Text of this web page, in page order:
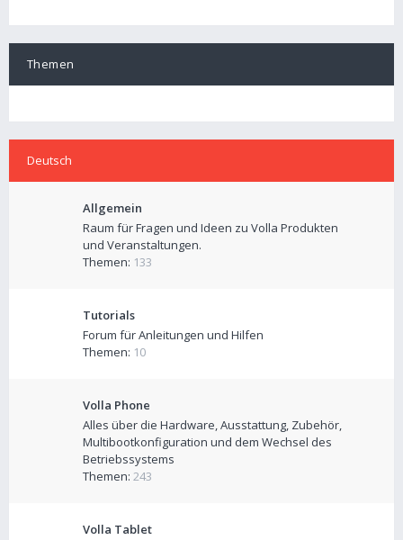
Themen
Deutsch
Allgemein
Raum für Fragen und Ideen zu Volla Produkten
und Veranstaltungen.
Themen: 133
Tutorials
Forum für Anleitungen und Hilfen
Themen: 10
Volla Phone
Alles über die Hardware, Ausstattung, Zubehör,
Multibootkonfiguration und dem Wechsel des
Betriebssystems
Themen: 243
Volla Tablet